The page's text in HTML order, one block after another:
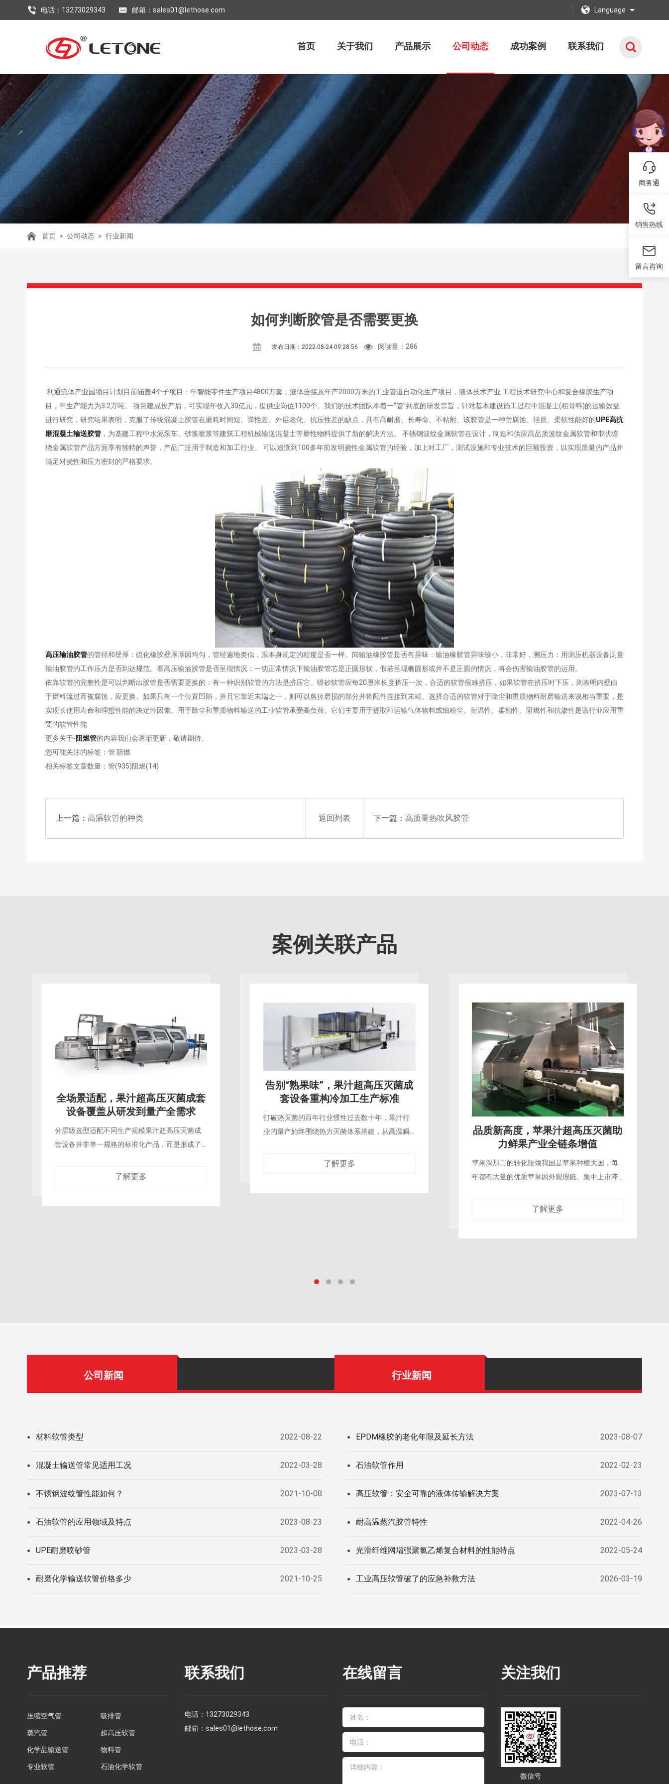
电话：13273029343 邮箱：sales01@lethose.com Language
首页 关于我们 产品展示 公司动态 成功案例 联系我们
首页 > 公司动态 > 行业新闻
如何判断胶管是否需要更换
发布日期：2022-08-24 09:28:56 阅读量： 286
利通流体产业园项目计划目前涵盖4个子项目：年智能零件生产项目4800万套，液体连接及年产2000万米的工业管道自动化生产项目，液体技术产业 工程技术研究中心和复合橡胶生产项
目，年生产能力为3.2万吨。 项目建成投产后，可实现年收入30亿元，提供业岗位1100个。我们的技术团队本着一“管”到底的研发宗旨，针对基本建设施工过程中混凝土(粗骨料)的运输效益
进行研究，研究结果表明，克服了传统混凝土胶管在磨耗时间短、弹性差、外层老化、抗压性差的缺点，具有高耐磨、长寿命、不粘附、该胶管是一种耐腐蚀、轻质、柔软性能好的UPE高抗
磨混凝土输送胶管，为基建工程中水泥泵车、砂浆喷浆等建筑工程机械输送混凝土等磨性物料提供了新的解决方法。 不锈钢波纹金属软管在设计，制造和供应高品质波纹金属软管和带状缠
绕金属软管产品方面享有独特的声誉，产品广泛用于制造和加工行业。 可以追溯到100多年前发明挠性金属软管的经验，加上对工厂，测试设施和专业技术的巨额投资，以实现质量的产品并
满足对挠性和压力密封的严格要求。
高压输油胶管的管径和壁厚：硫化橡胶壁厚厚因均匀，管经遍地类似，跟本身规定的程度是否一样。闻输油橡胶管是否有异味：输油橡胶管异味较小，非常好，测压力：用测压机器设备测量
输油胶管的工作压力是否到达规范。看高压输油胶管是否呈现情况：一切正常情况下输油胶管芯是正圆形状，假若呈现椭圆形或并不是正圆的情况，将会伤害输油胶管的运用。
依靠软管的完整性是可以判断出胶管是否需要更换的：有一种识别软管的方法是挤压它。喷砂软管应每20厘米长度挤压一次，合适的软管很难挤压，如果软管在挤压时下压，则表明内壁由
于磨料流过而被腐蚀，应更换。如果只有一个位置凹陷，并且它靠近末端之一，则可以剪掉磨损的部分并将配件连接到末端。选择合适的软管对于除尘和重质物料耐磨输送来说相当重要，是
实现长使用寿命和理想性能的决定性因素。用于除尘和重质物料输送的工业软管承受高负荷。它们主要用于提取和运输气体物料或细粉尘。耐温性、柔韧性、阻燃性和抗渗性是该行业应用重
要的软管性能
更多关于-阻燃管的内容我们会逐渐更新，敬请期待。
您可能关注的标签：管 阻燃
相关标签文章数量： 管(935)阻燃(14)
上一篇： 高温软管的种类 返回列表 下一篇： 高质量热吹风胶管
案例关联产品
套设备重构冷加工生产标准
打破热灭菌的百年行业惯性过去数十年，果汁行
业的量产始终围绕热力灭菌体系搭建，从高温瞬
时灭菌到巴氏杀菌，所有工艺都建立在“以热换安
品质新高度，苹果汁超高压灭菌助
苹果深加工的转化瓶颈我国是苹果种植大国，每
技术升级，苹果汁超高压灭菌推动
行业绿色生产转型
传统果汁生产的能耗短板传统热力灭菌的苹果汁
生产线，需要消耗大量蒸汽对果汁进行长时间加
热、冷却，不仅能耗居高不下，加热过程中产生
公司新闻 行业新闻
● 材料软管类型 2022-08-22
● 混凝土输送管常见适用工况 2022-03-28
● 不锈钢波纹管性能如何？ 2021-10-08
● 石油软管的应用领域及特点 2023-08-23
● UPE耐磨喷砂管 2023-03-28
● 耐磨化学输送软管价格多少 2021-10-25
● EPDM橡胶的老化年限及延长方法 2023-08-07
● 石油软管作用 2022-02-23
● 高压软管：安全可靠的液体传输解决方案 2023-07-13
● 耐高温蒸汽胶管特性 2022-04-26
● 光滑纤维网增强聚氯乙烯复合材料的性能特点 2022-05-24
● 工业高压软管破了的应急补救方法 2026-03-19
产品推荐
压缩空气管 吸排管
蒸汽管 超高压软管
化学品输送管 物料管
专业软管 石油化学软管
联系我们
电话： 13273029343
邮箱：sales01@lethose.com
在线留言 关注我们
微信号
商务通
销售热线
留言咨询